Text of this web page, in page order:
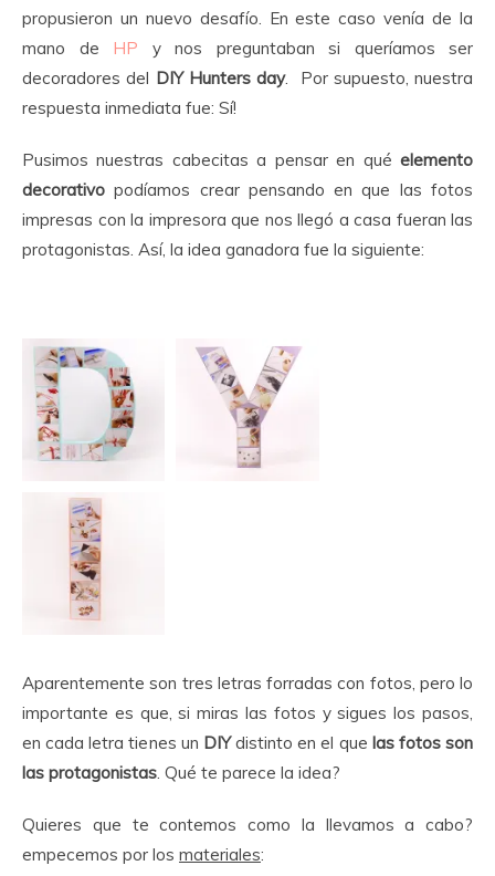
propusieron un nuevo desafío. En este caso venía de la
mano de HP y nos preguntaban si queríamos ser
decoradores del DIY Hunters day. Por supuesto, nuestra
respuesta inmediata fue: Sí!
Pusimos nuestras cabecitas a pensar en qué elemento
decorativo podíamos crear pensando en que las fotos
impresas con la impresora que nos llegó a casa fueran las
protagonistas. Así, la idea ganadora fue la siguiente:
Aparentemente son tres letras forradas con fotos, pero lo
importante es que, si miras las fotos y sigues los pasos,
en cada letra tienes un DIYdistinto en el que las fotos son
las protagonistas. Qué te parece la idea?
Quieres que te contemos como la llevamos a cabo?
empecemos por los materiales: